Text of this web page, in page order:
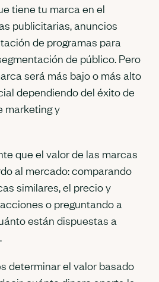
tiene tu marca en el
publicitarias, anuncios
de programas para
de público. Pero
será más bajo o más alto
dependiendo del éxito de
marketing y
que el valor de las marcas
al mercado: comparando
similares, el precio y
o preguntando a
están dispuestas a
determinar el valor basado